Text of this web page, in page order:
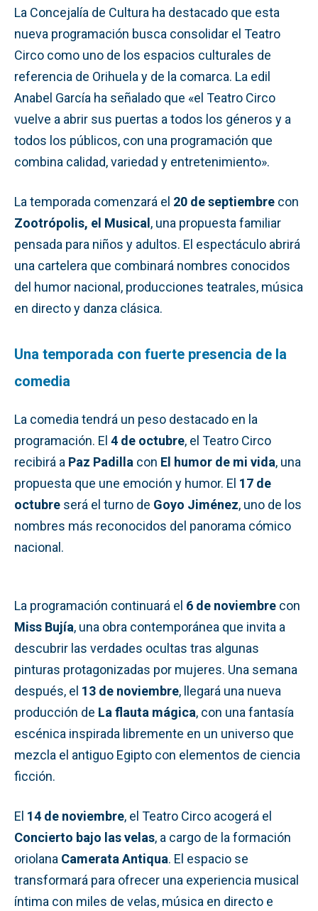
La Concejalía de Cultura ha destacado que esta
nueva programación busca consolidar el Teatro
Circo como uno de los espacios culturales de
referencia de Orihuela y de la comarca. La edil
Anabel García ha señalado que «el Teatro Circo
vuelve a abrir sus puertas a todos los géneros y a
todos los públicos, con una programación que
combina calidad, variedad y entretenimiento».
La temporada comenzará el 20 de septiembre con
Zootrópolis, el Musical, una propuesta familiar
pensada para niños y adultos. El espectáculo abrirá
una cartelera que combinará nombres conocidos
del humor nacional, producciones teatrales, música
en directo y danza clásica.
Una temporada con fuerte presencia de la
comedia
La comedia tendrá un peso destacado en la
programación. El 4 de octubre, el Teatro Circo
recibirá a Paz Padilla con El humor de mi vida, una
propuesta que une emoción y humor. El 17 de
octubre será el turno de Goyo Jiménez, uno de los
nombres más reconocidos del panorama cómico
nacional.
La programación continuará el 6 de noviembre con
Miss Bujía, una obra contemporánea que invita a
descubrir las verdades ocultas tras algunas
pinturas protagonizadas por mujeres. Una semana
después, el 13 de noviembre, llegará una nueva
producción de La flauta mágica, con una fantasía
escénica inspirada libremente en un universo que
mezcla el antiguo Egipto con elementos de ciencia
ficción.
El 14 de noviembre, el Teatro Circo acogerá el
Concierto bajo las velas, a cargo de la formación
oriolana Camerata Antiqua. El espacio se
transformará para ofrecer una experiencia musical
íntima con miles de velas, música en directo e